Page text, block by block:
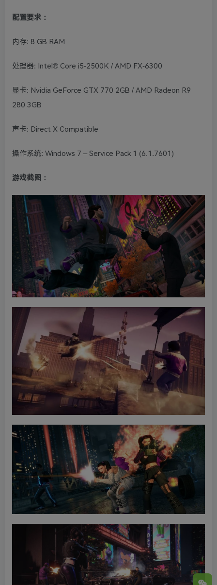
配置要求：
内存: 8 GB RAM
处理器: Intel® Core i5-2500K / AMD FX-6300
显卡: Nvidia GeForce GTX 770 2GB / AMD Radeon R9
280 3GB
声卡: Direct X Compatible
操作系统: Windows 7 – Service Pack 1 (6.1.7601)
游戏截图：